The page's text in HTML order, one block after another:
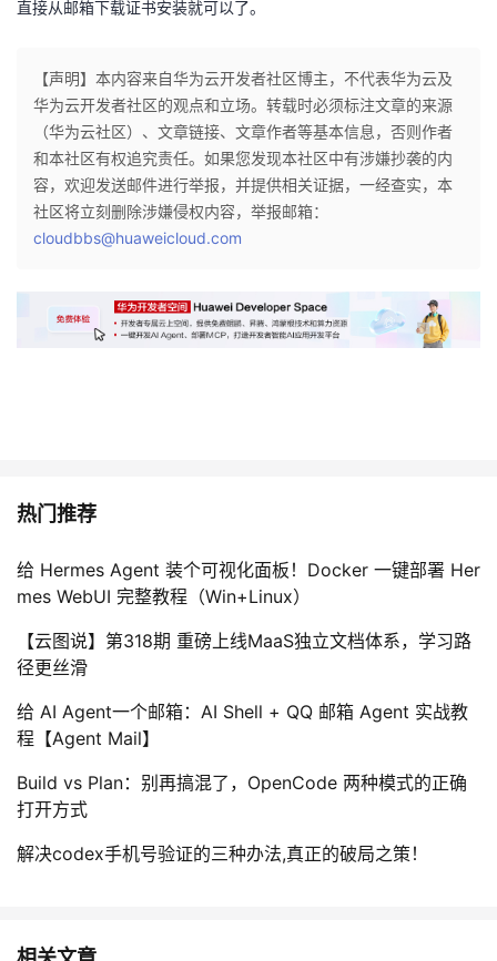
者
学
堂
的
我
藏
支
持
我
技
的
议
直接从邮箱下载证书安装就可以了。
【声明】本内容来自华为云开发者社区博主，不代表华为云及
华为云开发者社区的观点和立场。转载时必须标注文章的来源
（华为云社区）、文章链接、文章作者等基本信息，否则作者
和本社区有权追究责任。如果您发现本社区中有涉嫌抄袭的内
容，欢迎发送邮件进行举报，并提供相关证据，一经查实，本
社区将立刻删除涉嫌侵权内容，举报邮箱：
cloudbbs@huaweicloud.com
热门推荐
给 Hermes Agent 装个可视化面板！Docker 一键部署 Her
mes WebUI 完整教程（Win+Linux）
【云图说】第318期 重磅上线MaaS独立文档体系，学习路
径更丝滑
给 AI Agent一个邮箱：AI Shell + QQ 邮箱 Agent 实战教
程【Agent Mail】
Build vs Plan：别再搞混了，OpenCode 两种模式的正确
打开方式
解决codex手机号验证的三种办法,真正的破局之策！